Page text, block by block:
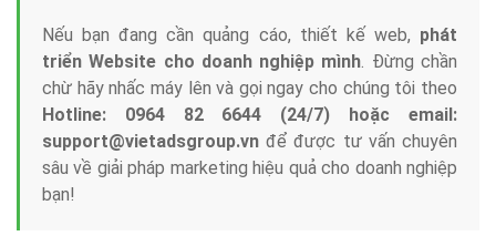
Nếu bạn đang cần quảng cáo, thiết kế web, phát
triển Website cho doanh nghiệp mình. Đừng chần
chừ hãy nhấc máy lên và gọi ngay cho chúng tôi theo
Hotline: 0964 82 6644 (24/7) hoặc email:
support@vietadsgroup.vn để được tư vấn chuyên
sâu về giải pháp marketing hiệu quả cho doanh nghiệp
bạn!